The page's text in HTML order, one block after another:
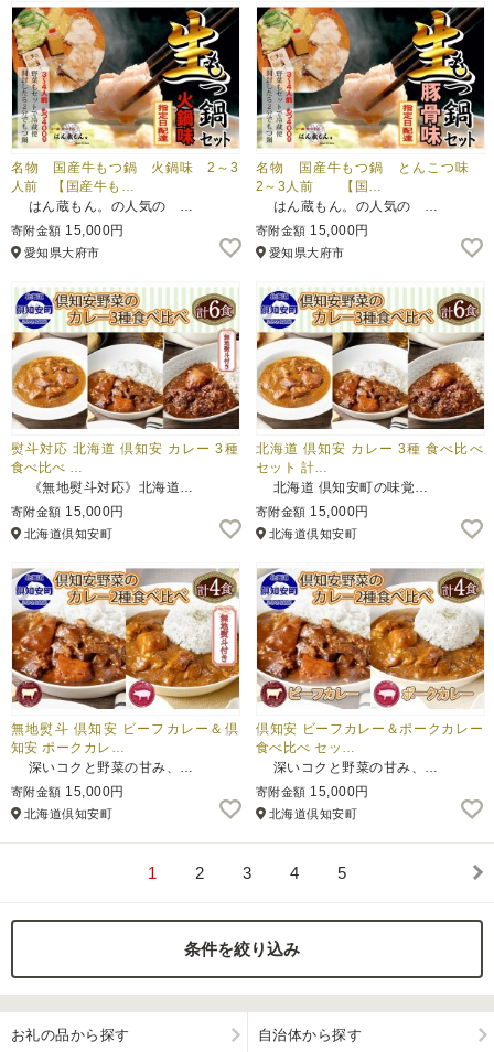
名物 国産牛もつ鍋 火鍋味 2～3
人前 【国産牛も…
はん蔵もん。の人気の …
寄附金額 15,000円
愛知県大府市
名物 国産牛もつ鍋 とんこつ味
2～3人前 【国…
はん蔵もん。の人気の …
寄附金額 15,000円
愛知県大府市
熨斗対応 北海道 倶知安 カレー 3種
食べ比べ …
《無地熨斗対応》北海道…
寄附金額 15,000円
北海道倶知安町
北海道 倶知安 カレー 3種 食べ比べ
セット 計…
北海道 倶知安町の味覚…
寄附金額 15,000円
北海道倶知安町
無地熨斗 倶知安 ビーフカレー＆倶
知安 ポークカレ…
深いコクと野菜の甘み、…
寄附金額 15,000円
北海道倶知安町
倶知安 ビーフカレー＆ポークカレー
食べ比べ セッ…
深いコクと野菜の甘み、…
寄附金額 15,000円
北海道倶知安町
1 2 3 4 5
条件を絞り込み
お礼の品から探す 自治体から探す